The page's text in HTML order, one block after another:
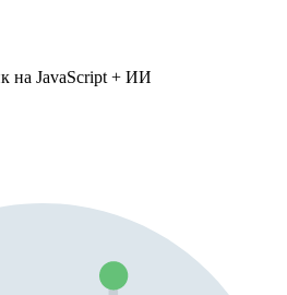
на JavaScript + ИИ